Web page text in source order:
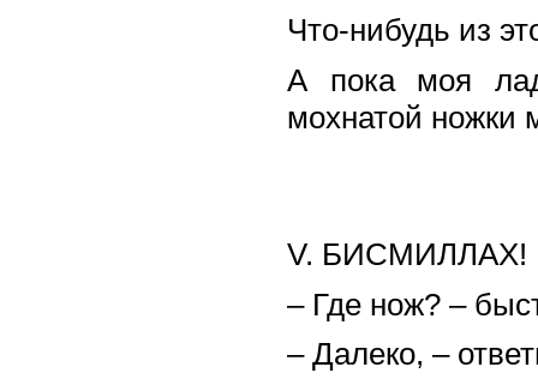
Что-нибудь из
А пока моя
мохнатой ножки
V. БИСМИЛЛАХ!
– Где нож? –
– Далеко, –